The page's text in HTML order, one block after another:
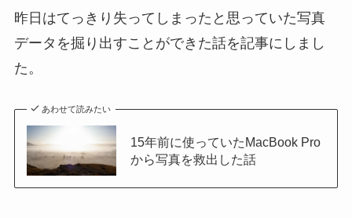
昨日はてっきり失ってしまったと思っていた写真
データを掘り出すことができた話を記事にしまし
た。
あわせて読みたい
15年前に使っていたMacBook Pro
から写真を救出した話